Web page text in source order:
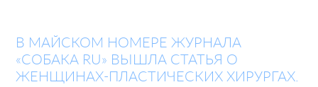
В МАЙСКОМ НОМЕРЕ ЖУРНАЛА
«СОБАКА RU» ВЫШЛА СТАТЬЯ О
ЖЕНЩИНАХ-ПЛАСТИЧЕСКИХ ХИРУРГАХ.